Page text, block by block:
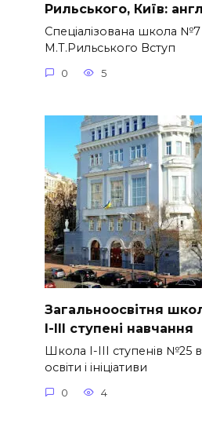
Рильського, Київ:
Спеціалізована школа №7
М.Т.Рильського Вступ
0 5
Загальноосвітня
І-ІІІ ступені навчання
Школа І-ІІІ ступенів №25
освіти і ініціативи
0 4